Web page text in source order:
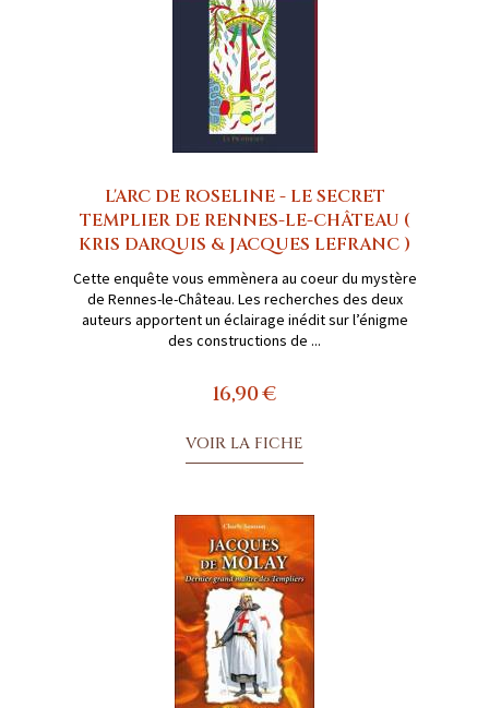
L'ARC DE ROSELINE - LE SECRET
TEMPLIER DE RENNES-LE-CHÂTEAU (
KRIS DARQUIS & JACQUES LEFRANC )
Cette enquête vous emmènera au coeur du mystère
de Rennes-le-Château. Les recherches des deux
auteurs apportent un éclairage inédit sur l’énigme
des constructions de ...
16,90 €
VOIR LA FICHE